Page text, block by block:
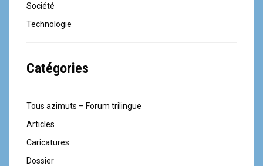
Société
Technologie
Catégories
Tous azimuts – Forum trilingue
Articles
Caricatures
Dossier